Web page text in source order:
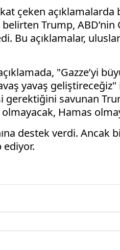
çeken açıklamalarda
Trump, ABD’nin
Bu açıklamalar,
"Gazze’yi
yavaş
savunan
Hamas
destek verdi. Ancak
ediyor.